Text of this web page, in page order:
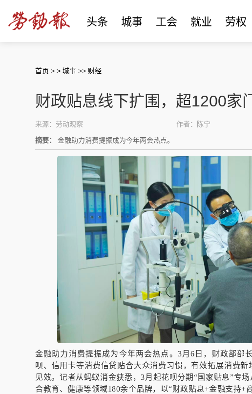
头条 城事 工会 就业 劳权
首页 > > 城事 >> 财经
财政贴息线下扩围，超1200家
来源：劳动观察 作者：陈宁
摘要： 金融助力消费提振成为今年两会热点。
金融助力消费提振成为今年两会热点。3月6日，财政部部
呗、信用卡等消费信贷贴合大众消费习惯，有效拓展消费
见效。记者从蚂蚁消金获悉，3月起花呗分期“国家贴息”专
合教育、健康等领域180余个品牌，以“财政贴息+金融支持+